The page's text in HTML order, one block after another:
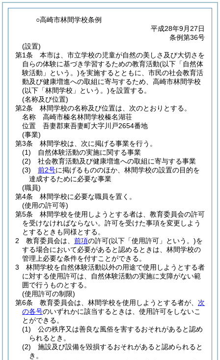
○高崎市林間学校条例
平成28年9月27日
条例第36号
(設置)
第1条
本市は、市立学校の児童が自然の美しさ及び大切さを
自らの体験に基づき学習するための教育活動(以下「自然体
験活動」という。)を実施するとともに、市民の社会教育活
動及び健康増進への取組に寄与するため、高崎市林間学校
(以下「林間学校」という。)を設置する。
(名称及び位置)
第2条
林間学校の名称及び位置は、次のとおりとする。
名称 高崎市榛名林間学校榛名湖荘
位置 吾妻郡東吾妻町大字川戸2654番地
(事業)
第3条
林間学校は、次に掲げる事業を行う。
(1)
自然体験活動の実施に関する事業
(2)
社会教育活動及び健康増進への取組に寄与する事業
(3)
前2号に掲げるもののほか、林間学校の設置の目的を
達成するために必要な事業
(職員)
第4条
林間学校に必要な職員を置く。
(使用の許可等)
第5条
林間学校を使用しようとする者は、教育委員会の許可
を受けなければならない。 許可を受けた事項を変更しよう
とするときも同様とする。
2
教育委員会は、 前項の許可(以下「使用許可」という。)を
する場合において必要があると認めるときは、林間学校の
管理上必要な条件を付すことができる。
3
林間学校を自然体験活動以外の用途で使用しようとする者
に対する使用許可は、自然体験活動の実施に支障がない範
囲で行うものとする。
(使用許可の制限)
第6条
教育委員会は、林間学校を使用しようとする者が、 次
の各号のいずれかに該当するときは、使用許可をしないこ
とができる。
(1)
公の秩序又は善良な風俗を害するおそれがあると認め
られるとき。
(2)
施設及び設備を毀損するおそれがあると認められると
き。